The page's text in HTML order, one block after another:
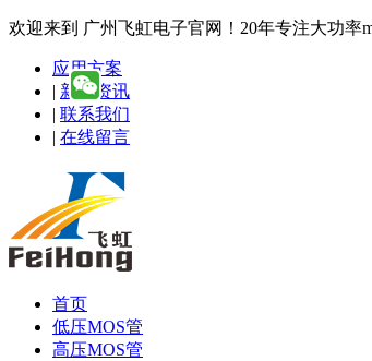
欢迎来到 广州飞虹电子官网！20年专注大功率
应用方案
| 新闻资讯
| 联系我们
| 在线留言
首页
低压MOS管
高压MOS管